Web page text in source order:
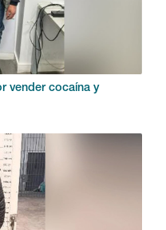
vender cocaína y